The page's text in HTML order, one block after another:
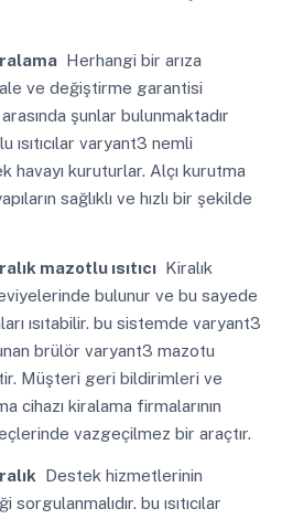
Herhangi bir arıza
ve değiştirme garantisi
şunlar bulunmaktadır
varyant3 nemli
havayı kuruturlar. Alçı kurutma
sağlıklı ve hızlı bir şekilde
mazotlu ısıtıcıKiralık
bulunur ve bu sayede
ısıtabilir. bu sistemde varyant3
brülör varyant3 mazotu
Müşteri geri bildirimleri ve
cihazı kiralama firmalarının
vazgeçilmez bir araçtır.
Destek hizmetlerinin
bu ısıtıcılar